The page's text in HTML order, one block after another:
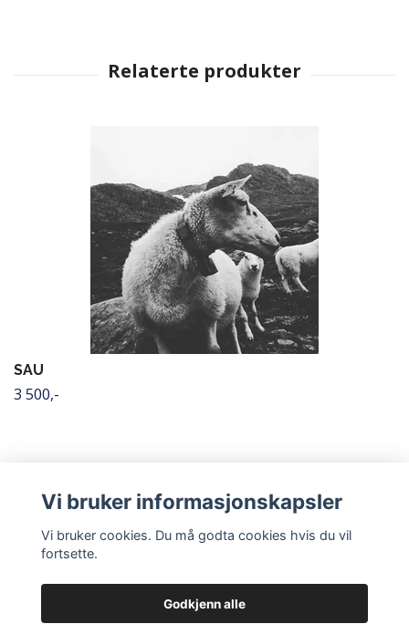
SAU
3 500,-
Vi bruker informasjonskapsler
Vi bruker cookies. Du må godta cookies hvis du vil
fortsette.
Godkjenn alle